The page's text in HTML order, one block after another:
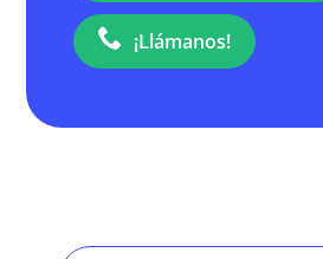
¡Llámanos!